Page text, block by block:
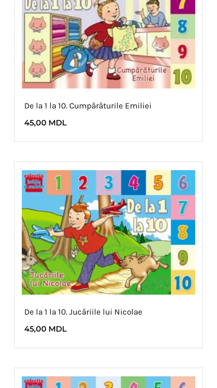
De la 1 la 10. Cumpărăturile Emiliei
45,00 MDL
De la 1 la 10. Jucăriile lui Nicolae
45,00 MDL